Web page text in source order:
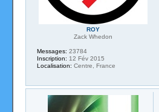
ROY
Zack Whedon
Messages: 23784
Inscription: 12 Fév 2015
Localisation: Centre, France